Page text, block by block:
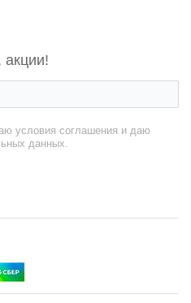
условия соглашения и даю
данных.